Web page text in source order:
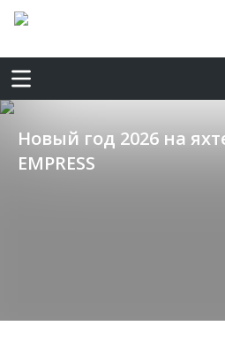
Новый год 2026 на
EMPRESS